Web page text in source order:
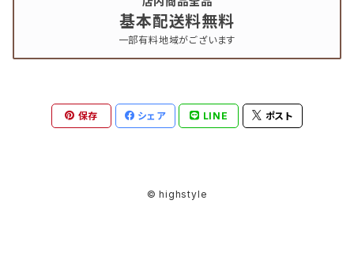
基本配送料無料
一部有料地域がございます
保存 シェア LINE ポスト
© highstyle